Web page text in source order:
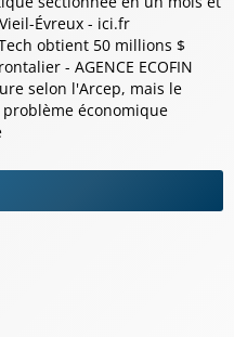
Évreux - ici.fr
obtient 50 millions $
- AGENCE ECOFIN
selon l'Arcep, mais le
économique